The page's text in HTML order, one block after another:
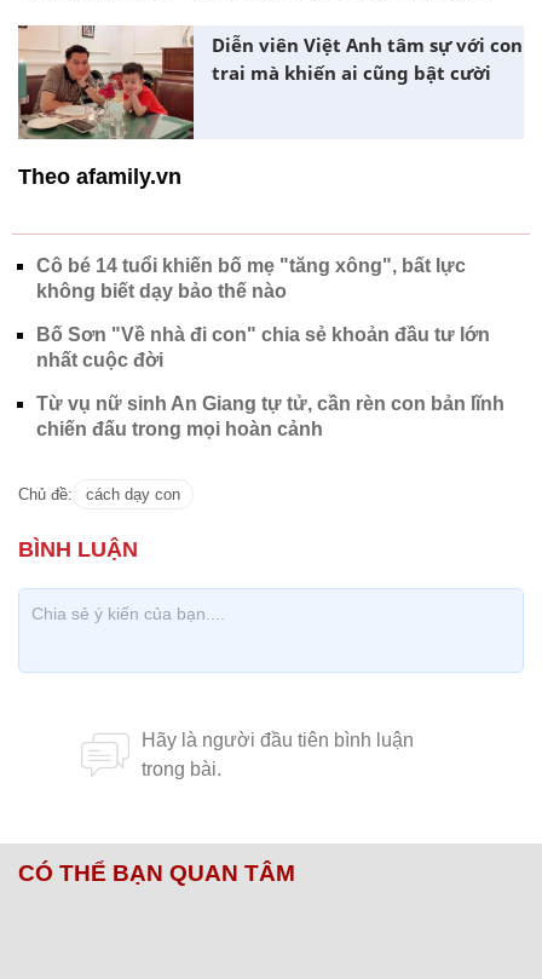
Diễn viên Việt Anh tâm sự với con
trai mà khiến ai cũng bật cười
Theo afamily.vn
Cô bé 14 tuổi khiến bố mẹ "tăng xông", bất lực
không biết dạy bảo thế nào
Bố Sơn "Về nhà đi con" chia sẻ khoản đầu tư lớn
nhất cuộc đời
Từ vụ nữ sinh An Giang tự tử, cần rèn con bản lĩnh
chiến đấu trong mọi hoàn cảnh
Chủ đề: cách dạy con
CÓ THỂ BẠN QUAN TÂM